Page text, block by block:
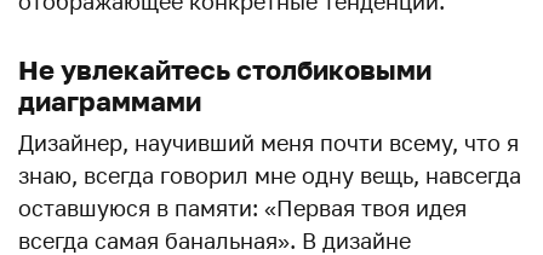
Не увлекайтесь столбиковыми
диаграммами
Дизайнер, научивший меня почти всему, что я
знаю, всегда говорил мне одну вещь, навсегда
оставшуюся в памяти: «Первая твоя идея
всегда самая банальная». В дизайне